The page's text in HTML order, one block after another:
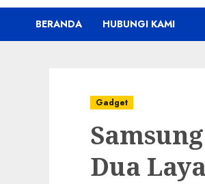
BERANDA HUBUNGI KAMI
Gadget
Dua